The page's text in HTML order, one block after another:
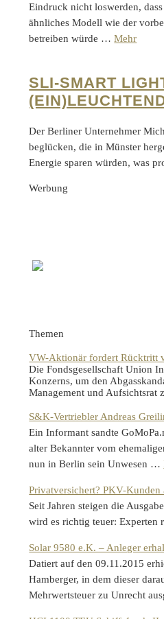
Eindruck nicht loswerden,
ähnliches Modell wie der
betreiben würde …Mehr
SLI-SMART
Der Berliner Unternehmer
beglücken, die in Münster
Energie sparen würden, was
Werbung
Themen
VW-Aktionär fordert Rücktritt
Die Fondsgesellschaft Union
Konzerns, um den
Management und
S&K-Vertriebler Andreas
Ein Informant sandte
alter Bekannter vom
nun in Berlin sein Unwesen …
Privatversichert? PKV-Kunden
Seit Jahren steigen die
wird es richtig teuer:
Solar 9580 e.K. – Anleger
Datiert auf den 09.11.2015
Hamberger, in dem dieser
Mehrwertsteuer zu Unrecht